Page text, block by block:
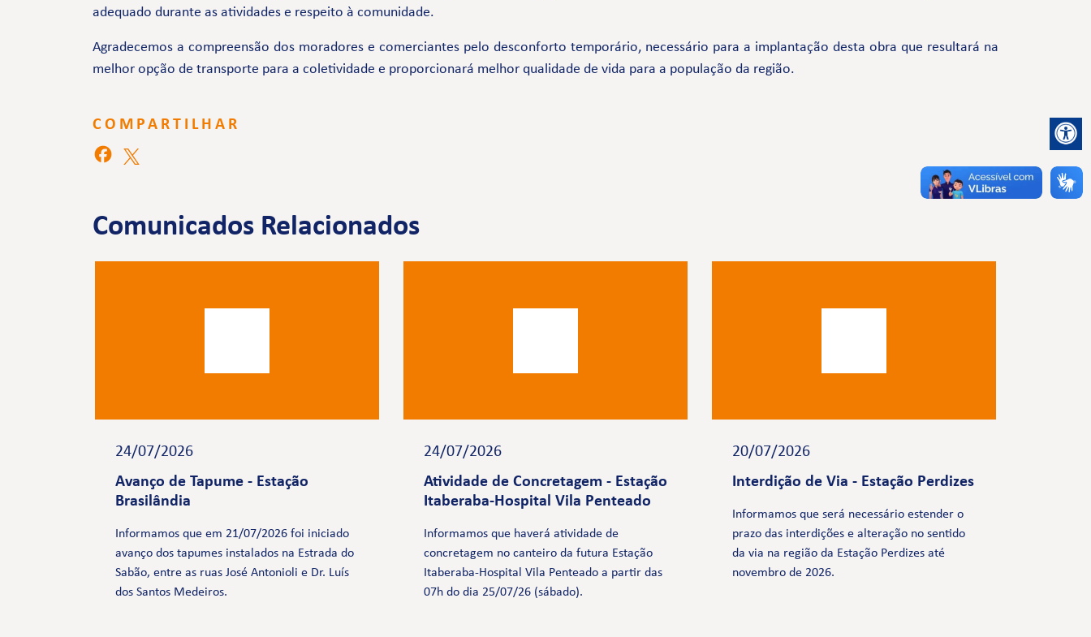
adequado durante as atividades e respeito à comunidade.
Agradecemos a compreensão dos moradores e comerciantes pelo desconforto temporário, necessário para a implantação desta obra que resultará na
melhor opção de transporte para a coletividade e proporcionará melhor qualidade de vida para a população da região.
COMPARTILHAR
Comunicados Relacionados
24/07/2026
Avanço de Tapume - Estação
Brasilândia
Informamos que em 21/07/2026 foi iniciado
avanço dos tapumes instalados na Estrada do
Sabão, entre as ruas José Antonioli e Dr. Luís
dos Santos Medeiros.
24/07/2026
Atividade de Concretagem - Estação
Itaberaba-Hospital Vila Penteado
Informamos que haverá atividade de
concretagem no canteiro da futura Estação
Itaberaba-Hospital Vila Penteado a partir das
07h do dia 25/07/26 (sábado).
20/07/2026
Interdição de Via - Estação Perdizes
Informamos que será necessário estender o
prazo das interdições e alteração no sentido
da via na região da Estação Perdizes até
novembro de 2026.